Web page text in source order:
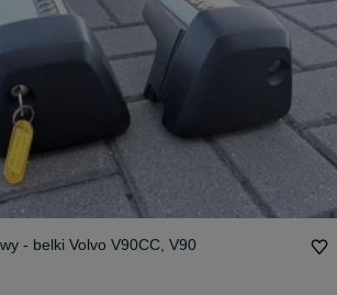
- belki Volvo V90CC, V90